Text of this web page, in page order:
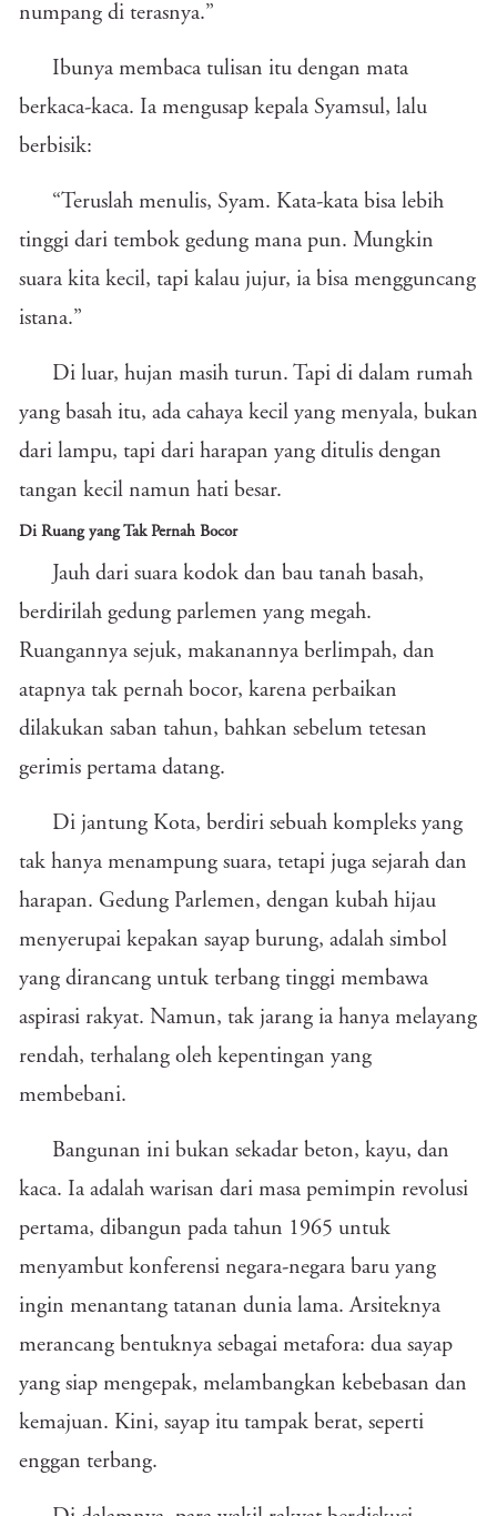
numpang di terasnya.”
Ibunya membaca tulisan itu dengan mata
berkaca-kaca. Ia mengusap kepala Syamsul, lalu
berbisik:
“Teruslah menulis, Syam. Kata-kata bisa lebih
tinggi dari tembok gedung mana pun. Mungkin
suara kita kecil, tapi kalau jujur, ia bisa mengguncang
istana.”
Di luar, hujan masih turun. Tapi di dalam rumah
yang basah itu, ada cahaya kecil yang menyala, bukan
dari lampu, tapi dari harapan yang ditulis dengan
tangan kecil namun hati besar.
Di Ruang yang Tak Pernah Bocor
Jauh dari suara kodok dan bau tanah basah,
berdirilah gedung parlemen yang megah.
Ruangannya sejuk, makanannya berlimpah, dan
atapnya tak pernah bocor, karena perbaikan
dilakukan saban tahun, bahkan sebelum tetesan
gerimis pertama datang.
Di jantung Kota, berdiri sebuah kompleks yang
tak hanya menampung suara, tetapi juga sejarah dan
harapan. Gedung Parlemen, dengan kubah hijau
menyerupai kepakan sayap burung, adalah simbol
yang dirancang untuk terbang tinggi membawa
aspirasi rakyat. Namun, tak jarang ia hanya melayang
rendah, terhalang oleh kepentingan yang
membebani.
Bangunan ini bukan sekadar beton, kayu, dan
kaca. Ia adalah warisan dari masa pemimpin revolusi
pertama, dibangun pada tahun 1965 untuk
menyambut konferensi negara-negara baru yang
ingin menantang tatanan dunia lama. Arsiteknya
merancang bentuknya sebagai metafora: dua sayap
yang siap mengepak, melambangkan kebebasan dan
kemajuan. Kini, sayap itu tampak berat, seperti
enggan terbang.